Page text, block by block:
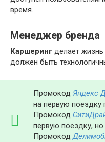
время.
Менеджер бренда
Каршеринг делает
должен быть
Промокод Яндекс
на первую поездку
Промокод
первую поездку,
Промокод